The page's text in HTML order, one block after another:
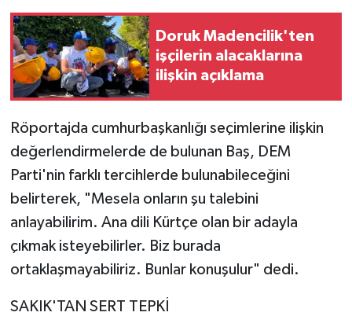
Doruk Madencilik'ten
işçilerin alacaklarına
ilişkin açıklama
Röportajda cumhurbaşkanlığı seçimlerine ilişkin
değerlendirmelerde de bulunan Baş, DEM
Parti'nin farklı tercihlerde bulunabileceğini
belirterek, "Mesela onların şu talebini
anlayabilirim. Ana dili Kürtçe olan bir adayla
çıkmak isteyebilirler. Biz burada
ortaklaşmayabiliriz. Bunlar konuşulur" dedi.
SAKIK'TAN SERT TEPKİ